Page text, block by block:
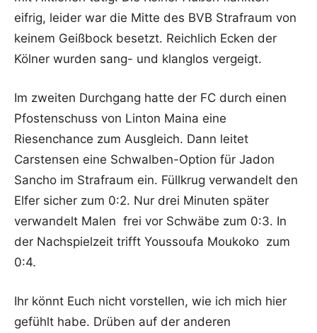
eifrig, leider war die Mitte des BVB Strafraum von
keinem Geißbock besetzt. Reichlich Ecken der
Kölner wurden sang- und klanglos vergeigt.
Im zweiten Durchgang hatte der FC durch einen
Pfostenschuss von Linton Maina eine
Riesenchance zum Ausgleich. Dann leitet
Carstensen eine Schwalben-Option für Jadon
Sancho im Strafraum ein. Füllkrug verwandelt den
Elfer sicher zum 0:2. Nur drei Minuten später
verwandelt Malen frei vor Schwäbe zum 0:3. In
der Nachspielzeit trifft Youssoufa Moukoko zum
0:4.
Ihr könnt Euch nicht vorstellen, wie ich mich hier
gefühlt habe. Drüben auf der anderen